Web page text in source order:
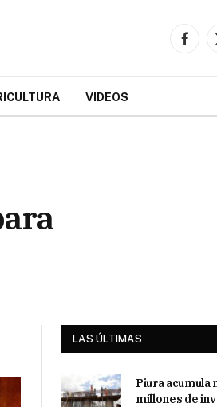
VIDEOS
LAS ÚLTIMAS
Piura acumula
millones de